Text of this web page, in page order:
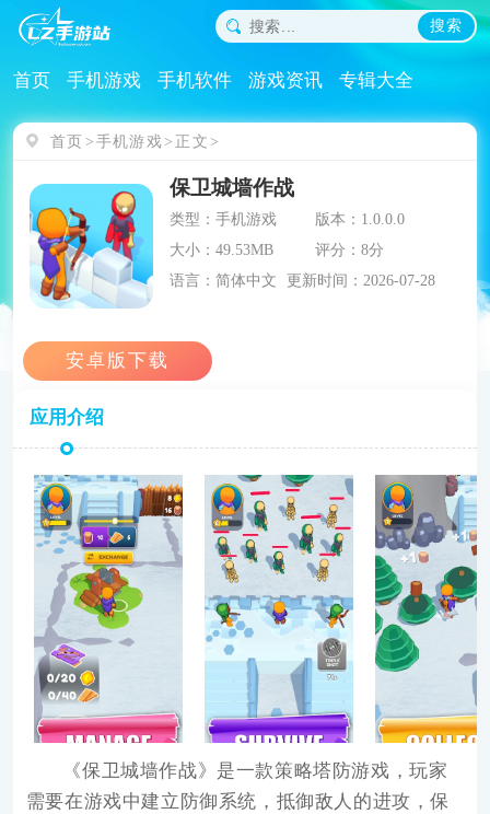
搜索
首页 手机游戏 手机软件 游戏资讯 专辑大全
首页 手机游戏 正文
保卫城墙作战
类型：手机游戏
版本：1.0.0.0
大小：49.53MB
评分：8分
语言：简体中文
更新时间：2026-07-28
应用介绍
《保卫城墙作战》 是一款策略塔防游戏，玩家
需要在游戏中建立防御系统，抵御敌人的进攻，保